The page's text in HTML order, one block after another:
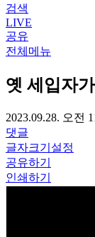
검색
LIVE
공유
전체메뉴
옛 세입자
2023.09.28. 오전
댓글
글자크기설정
공유하기
인쇄하기